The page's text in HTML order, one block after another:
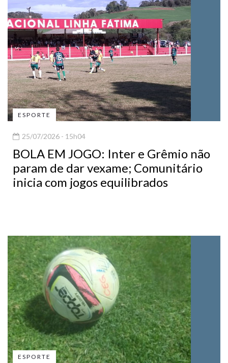
ESPORTE
25/07/2026 - 15h04
BOLA EM JOGO: Inter e Grêmio não
param de dar vexame; Comunitário
inicia com jogos equilibrados
ESPORTE